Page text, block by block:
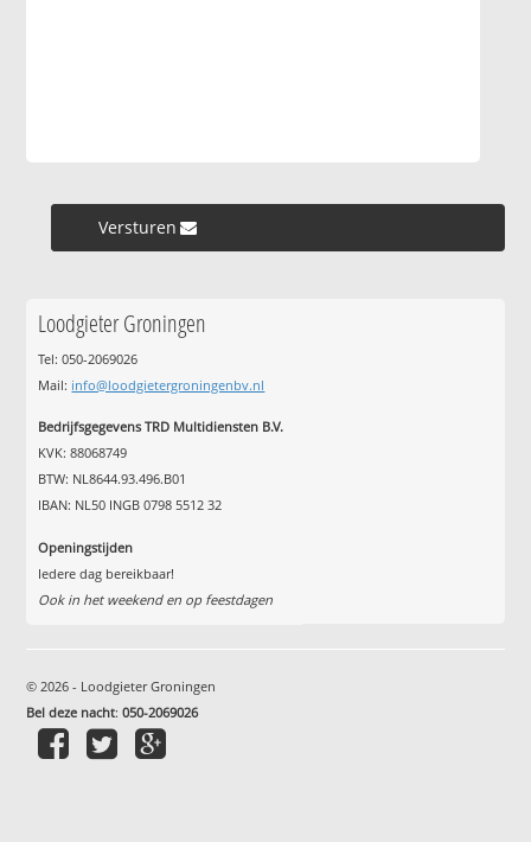
Versturen »
Loodgieter Groningen
Tel: 050-2069026
Mail: info@loodgietergroningenbv.nl
Bedrijfsgegevens TRD Multidiensten B.V.
KVK: 88068749
BTW: NL8644.93.496.B01
IBAN: NL50 INGB 0798 5512 32
Openingstijden
Iedere dag bereikbaar!
Ook in het weekend en op feestdagen
© 2026 - Loodgieter Groningen
Bel deze nacht:050-2069026